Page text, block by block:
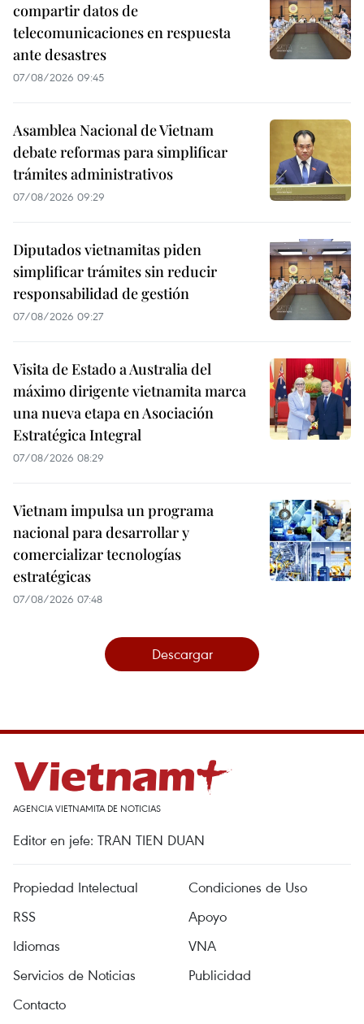
compartir datos de
telecomunicaciones en respuesta
ante desastres
07/08/2026 09:45
Asamblea Nacional de Vietnam
debate reformas para simplificar
trámites administrativos
07/08/2026 09:29
Diputados vietnamitas piden
simplificar trámites sin reducir
responsabilidad de gestión
07/08/2026 09:27
Visita de Estado a Australia del
máximo dirigente vietnamita marca
una nueva etapa en Asociación
Estratégica Integral
07/08/2026 08:29
Vietnam impulsa un programa
nacional para desarrollar y
comercializar tecnologías
estratégicas
07/08/2026 07:48
Descargar
AGENCIA VIETNAMITA DE NOTICIAS
Editor en jefe: TRAN TIEN DUAN
Propiedad Intelectual
Condiciones de Uso
RSS
Apoyo
Idiomas
VNA
Servicios de Noticias
Publicidad
Contacto